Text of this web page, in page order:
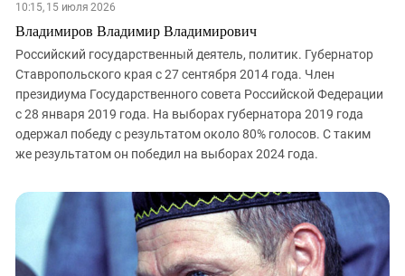
10:15, 15 июля 2026
Владимиров Владимир Владимирович
Российский государственный деятель, политик. Губернатор
Ставропольского края с 27 сентября 2014 года. Член
президиума Государственного совета Российской Федерации
с 28 января 2019 года. На выборах губернатора 2019 года
одержал победу с результатом около 80% голосов. С таким
же результатом он победил на выборах 2024 года.